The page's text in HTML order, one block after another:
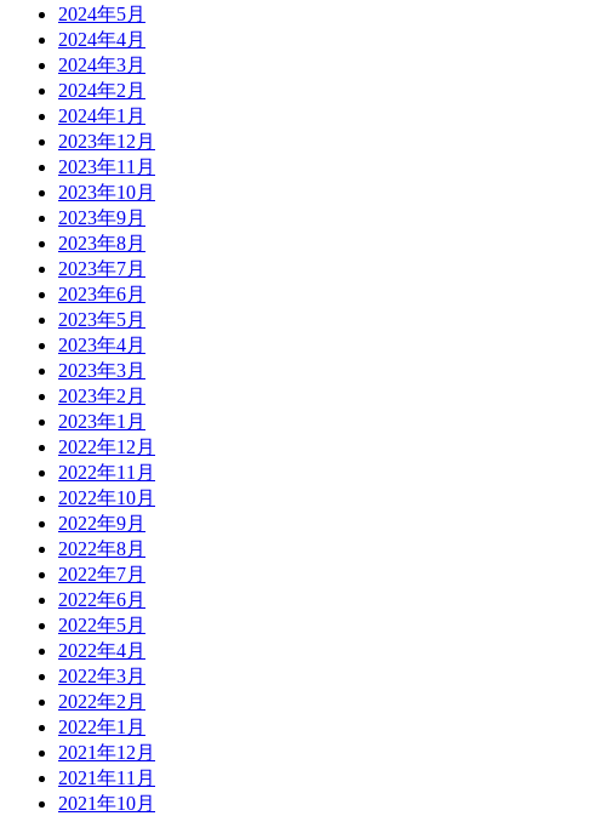
2024年5月
2024年4月
2024年3月
2024年2月
2024年1月
2023年12月
2023年11月
2023年10月
2023年9月
2023年8月
2023年7月
2023年6月
2023年5月
2023年4月
2023年3月
2023年2月
2023年1月
2022年12月
2022年11月
2022年10月
2022年9月
2022年8月
2022年7月
2022年6月
2022年5月
2022年4月
2022年3月
2022年2月
2022年1月
2021年12月
2021年11月
2021年10月